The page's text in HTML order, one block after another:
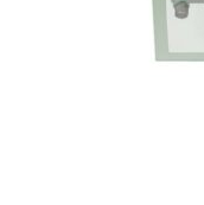
► ZAHLARTEN
► VERSANDARTEN